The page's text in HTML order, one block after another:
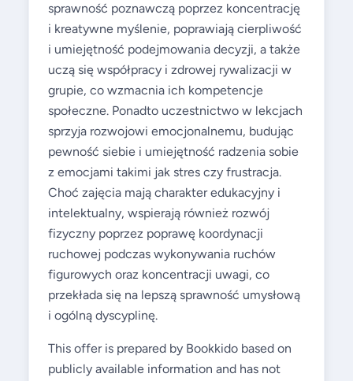
sprawność poznawczą poprzez koncentrację
i kreatywne myślenie, poprawiają cierpliwość
i umiejętność podejmowania decyzji, a także
uczą się współpracy i zdrowej rywalizacji w
grupie, co wzmacnia ich kompetencje
społeczne. Ponadto uczestnictwo w lekcjach
sprzyja rozwojowi emocjonalnemu, budując
pewność siebie i umiejętność radzenia sobie
z emocjami takimi jak stres czy frustracja.
Choć zajęcia mają charakter edukacyjny i
intelektualny, wspierają również rozwój
fizyczny poprzez poprawę koordynacji
ruchowej podczas wykonywania ruchów
figurowych oraz koncentracji uwagi, co
przekłada się na lepszą sprawność umysłową
i ogólną dyscyplinę.
This offer is prepared by Bookkido based on
publicly available information and has not